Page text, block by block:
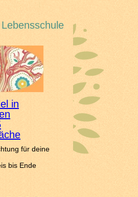
in
für deine
bis Ende